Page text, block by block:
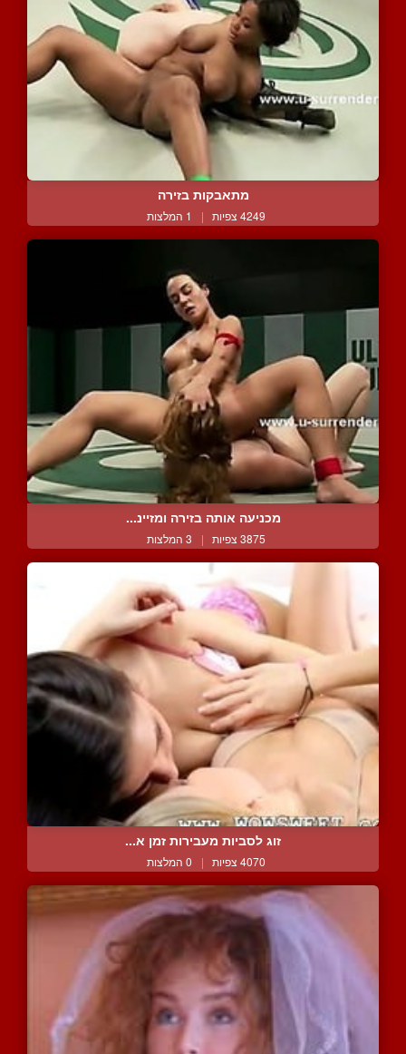
מתאבקות בזירה
4249 צפיות | 1 המלצות
מכניעה אותה בזירה ומזיינ...
3875 צפיות | 3 המלצות
זוג לסביות מעבירות זמן א...
4070 צפיות | 0 המלצות